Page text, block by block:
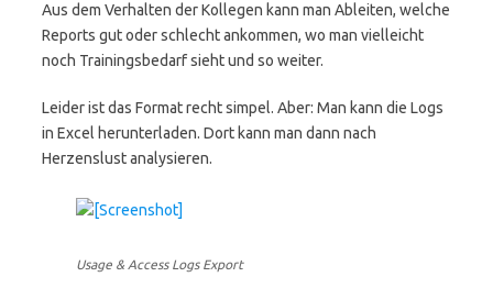
Aus dem Verhalten der Kollegen kann man Ableiten, welche
Reports gut oder schlecht ankommen, wo man vielleicht
noch Trainingsbedarf sieht und so weiter.
Leider ist das Format recht simpel. Aber: Man kann die Logs
in Excel herunterladen. Dort kann man dann nach
Herzenslust analysieren.
Usage & Access Logs Export